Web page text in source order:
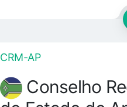
CRM-AP
Conselho